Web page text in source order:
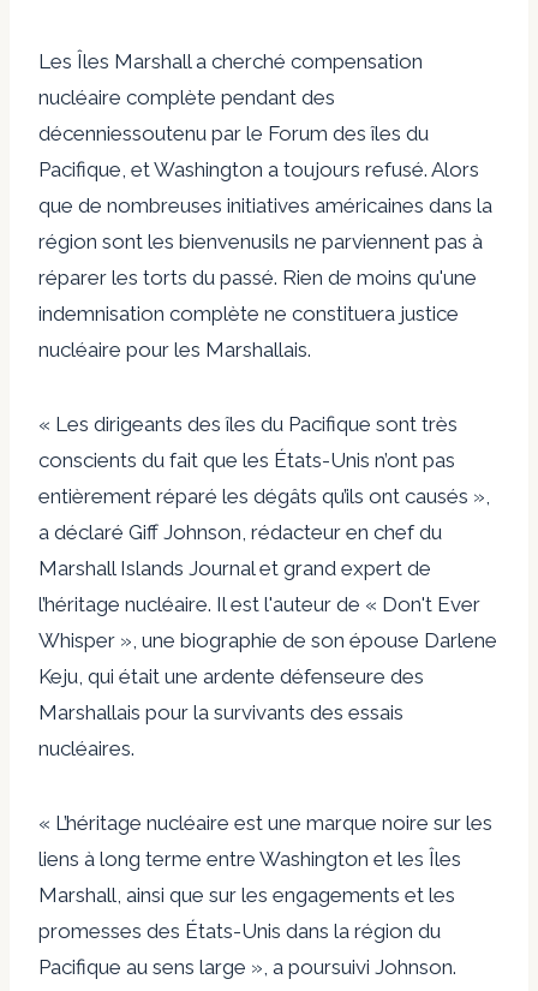
Les Îles Marshall a cherché compensation
nucléaire complète pendant des
décenniessoutenu par le Forum des îles du
Pacifique, et Washington a toujours refusé. Alors
que de nombreuses initiatives américaines dans la
région sont les bienvenusils ne parviennent pas à
réparer les torts du passé. Rien de moins qu'une
indemnisation complète ne constituera justice
nucléaire pour les Marshallais.
« Les dirigeants des îles du Pacifique sont très
conscients du fait que les États-Unis n’ont pas
entièrement réparé les dégâts qu’ils ont causés »,
a déclaré Giff Johnson, rédacteur en chef du
Marshall Islands Journal et grand expert de
l’héritage nucléaire. Il est l'auteur de « Don't Ever
Whisper », une biographie de son épouse Darlene
Keju, qui était une ardente défenseure des
Marshallais pour la survivants des essais
nucléaires.
« L’héritage nucléaire est une marque noire sur les
liens à long terme entre Washington et les Îles
Marshall, ainsi que sur les engagements et les
promesses des États-Unis dans la région du
Pacifique au sens large », a poursuivi Johnson.